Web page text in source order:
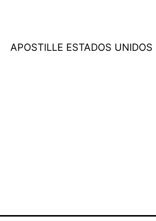
APOSTILLE ESTADOS UNIDOS